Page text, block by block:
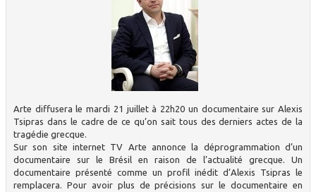
Arte diffusera le mardi 21 juillet à 22h20 un documentaire sur Alexis
Tsipras dans le cadre de ce qu’on sait tous des derniers actes de la
tragédie grecque.
Sur son site internet TV Arte annonce la déprogrammation d’un
documentaire sur le Brésil en raison de l’actualité grecque. Un
documentaire présenté comme un profil inédit d’Alexis Tsipras le
remplacera. Pour avoir plus de précisions sur le documentaire en